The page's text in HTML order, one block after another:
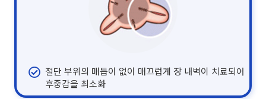
절단 부위의 매듭이 없이 매끄럽게 장 내벽이 치료되어
후중감을 최소화